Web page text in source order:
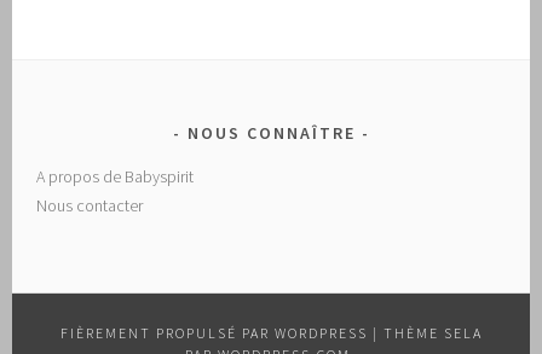
NOUS CONNAÎTRE
A propos de Babyspirit
Nous contacter
FIÈREMENT PROPULSÉ PAR WORDPRESS | THÈME SELA